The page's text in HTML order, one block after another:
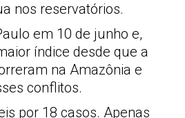
nos reservatórios.
em 10 de junho e,
índice desde que a
na Amazônia e
conflitos.
por 18 casos. Apenas